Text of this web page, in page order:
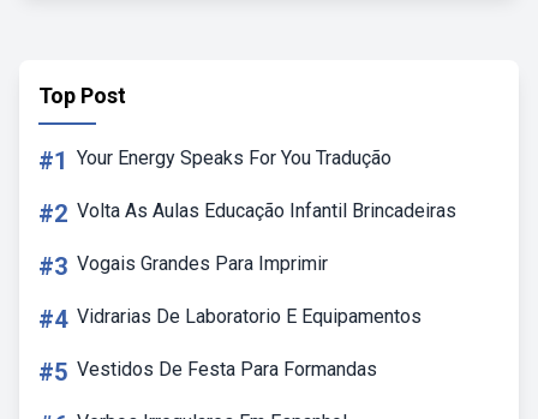
Top Post
#1 Your Energy Speaks For You Tradução
#2 Volta As Aulas Educação Infantil Brincadeiras
#3 Vogais Grandes Para Imprimir
#4 Vidrarias De Laboratorio E Equipamentos
#5 Vestidos De Festa Para Formandas